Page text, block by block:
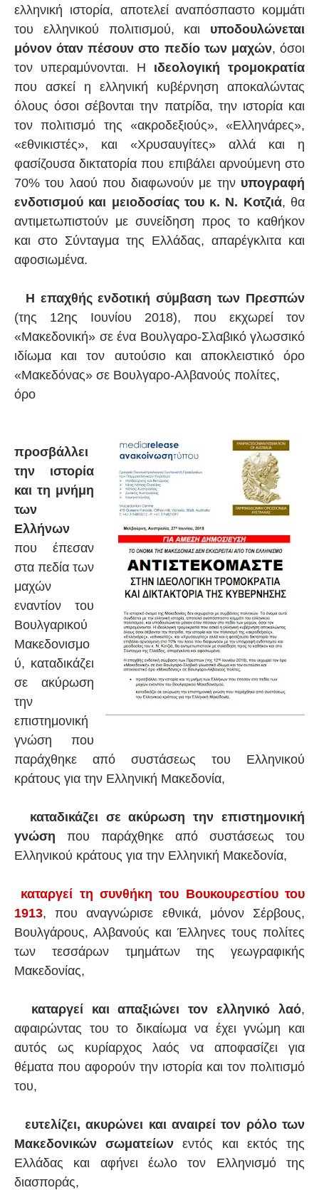
ελληνική ιστορία, αποτελεί αναπόσπαστο κομμάτι
του ελληνικού πολιτισμού, και υποδουλώνεται
μόνον όταν πέσουν στο πεδίο των μαχών, όσοι
τον υπεραμύνονται. Η ιδεολογική τρομοκρατία
που ασκεί η ελληνική κυβέρνηση αποκαλώντας
όλους όσοι σέβονται την πατρίδα, την ιστορία και
τον πολιτισμό της «ακροδεξιούς», «Ελληνάρες»,
«εθνικιστές», και «Χρυσαυγίτες» αλλά και η
φασίζουσα δικτατορία που επιβάλει αρνούμενη στο
70% του λαού που διαφωνούν με την υπογραφή
ενδοτισμού και μειοδοσίας του κ. Ν. Κοτζιά, θα
αντιμετωπιστούν με συνείδηση προς το καθήκον
και στο Σύνταγμα της Ελλάδας, απαρέγκλιτα και
αφοσιωμένα.
Η επαχθής ενδοτική σύμβαση των Πρεσπών
(της 12ης Ιουνίου 2018), που εκχωρεί τον
«Μακεδονική» σε ένα Βουλγαρο-Σλαβικό γλωσσικό
ιδίωμα και τον αυτούσιο και αποκλειστικό όρο
«Μακεδόνας» σε Βουλγαρο-Αλβανούς πολίτες,
όρο
προσβάλλει
την ιστορία
και τη μνήμη
των
Ελλήνων
που έπεσαν
στα πεδία των
μαχών
εναντίον του
Βουλγαρικού
Μακεδονισμο
ύ, καταδικάζει
σε ακύρωση
την
επιστημονική
γνώση που
παράχθηκε από συστάσεως του Ελληνικού
κράτους για την Ελληνική Μακεδονία,
καταδικάζει σε ακύρωση την επιστημονική
γνώση που παράχθηκε από συστάσεως του
Ελληνικού κράτους για την Ελληνική Μακεδονία,
καταργεί τη συνθήκη του Βουκουρεστίου του
1913, που αναγνώρισε εθνικά, μόνον Σέρβους,
Βουλγάρους, Αλβανούς και Έλληνες τους πολίτες
των τεσσάρων τμημάτων της γεωγραφικής
Μακεδονίας,
καταργεί και απαξιώνει τον ελληνικό λαό,
αφαιρώντας του το δικαίωμα να έχει γνώμη και
αυτός ως κυρίαρχος λαός να αποφασίζει για
θέματα που αφορούν την ιστορία και τον πολιτισμό
του,
ευτελίζει, ακυρώνει και αναιρεί τον ρόλο των
Μακεδονικών σωματείων εντός και εκτός της
Ελλάδας και αφήνει έωλο τον Ελληνισμό της
διασποράς,